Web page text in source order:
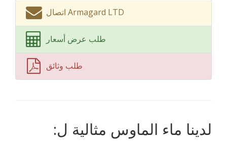
اتصال Armagard LTD
طلب عرض أسعار
طلب وثائق
لدينا ماء الماوس مثالية ل: